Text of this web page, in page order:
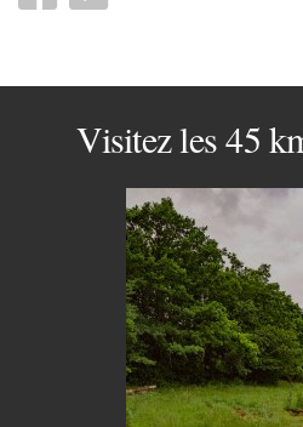
Visitez les 45